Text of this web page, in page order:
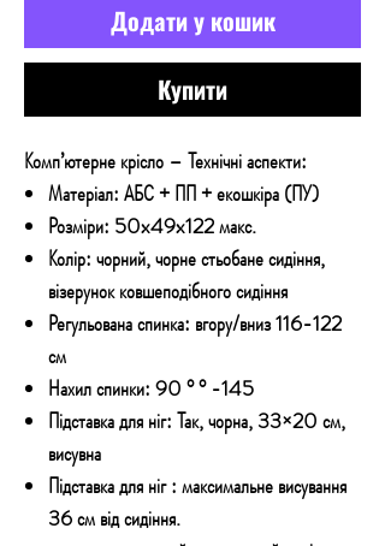
Додати у кошик
Купити
Комп’ютерне крісло – Технічні аспекти:
Матеріал: АБС + ПП + екошкіра (ПУ)
Розміри: 50x49x122 макс.
Колір: чорний, чорне стьобане сидіння,
візерунок ковшеподібного сидіння
Регульована спинка: вгору/вниз 116-122
см
Нахил спинки: 90 ° ° -145
Підставка для ніг: Так, чорна, 33×20 см,
висувна
Підставка для ніг : максимальне висування
36 см від сидіння.